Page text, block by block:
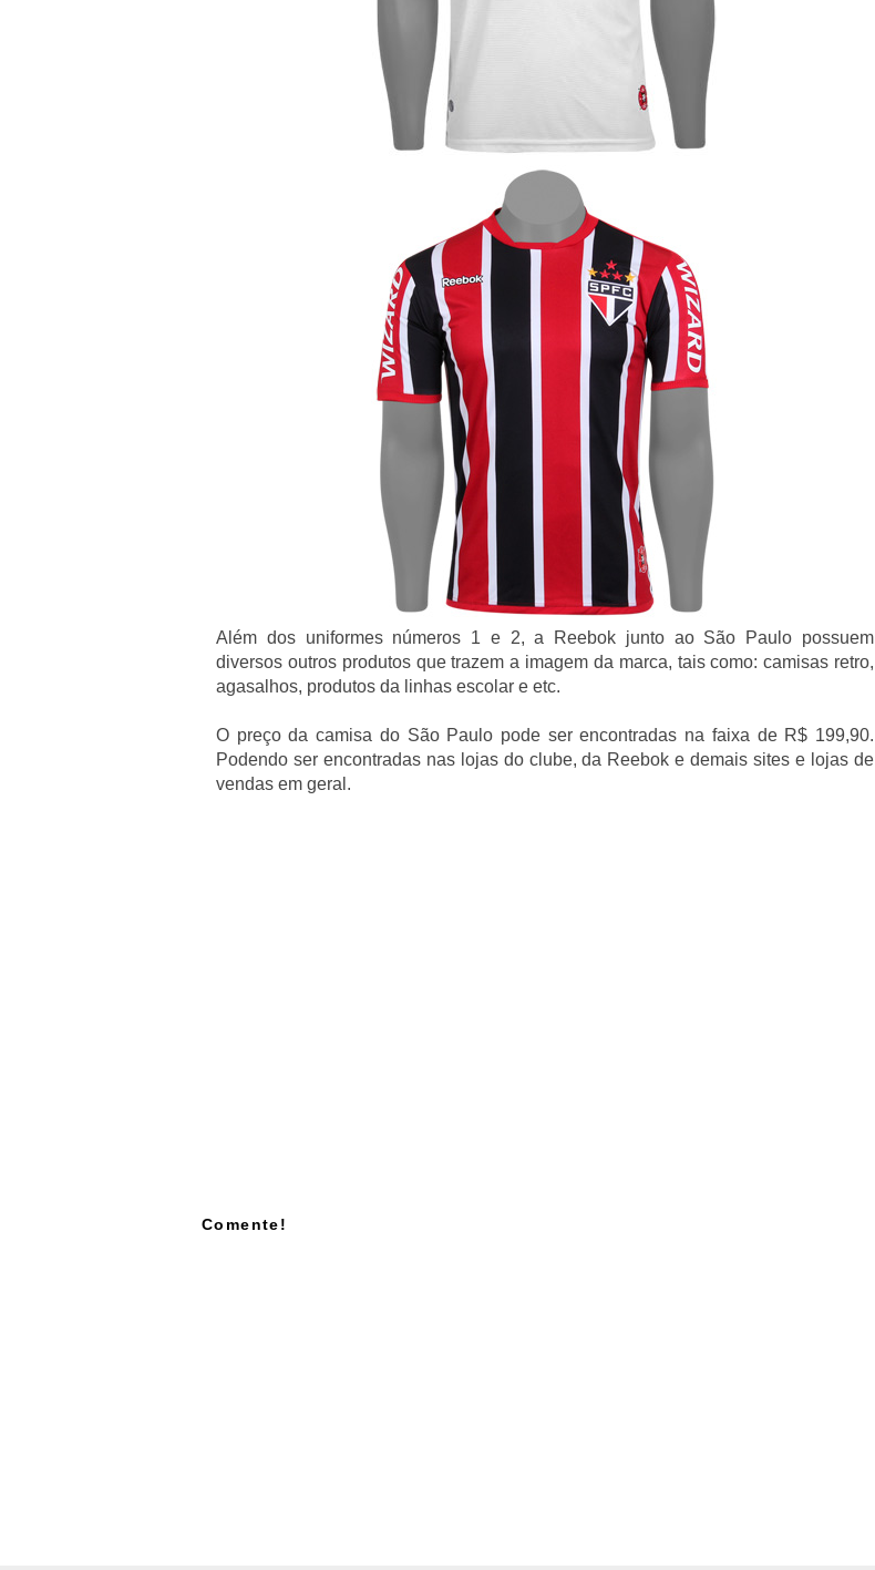
Além dos uniformes números 1 e 2, a Reebok junto ao São Paulo possuem
diversos outros produtos que trazem a imagem da marca, tais como: camisas retro,
agasalhos, produtos da linhas escolar e etc.
O preço da camisa do São Paulo pode ser encontradas na faixa de R$ 199,90.
Podendo ser encontradas nas lojas do clube, da Reebok e demais sites e lojas de
vendas em geral.
Comente!